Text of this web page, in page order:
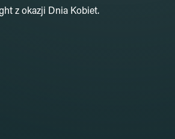
z okazji Dnia Kobiet.